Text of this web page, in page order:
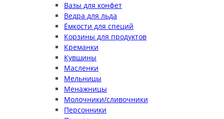
Вазы для конфет
Ведра для льда
Ёмкости для специй
Корзины для продуктов
Креманки
Кувшины
Масленки
Мельницы
Менажницы
Молочники/сливочники
Персонники